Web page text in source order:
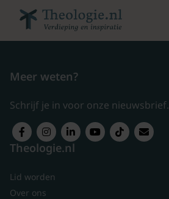
Meer weten?
Schrijf je in voor onze nieuwsbrief.
Theologie.nl
Lid worden
Over ons